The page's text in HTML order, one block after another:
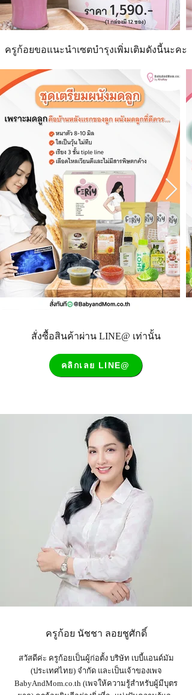
ครูก้อยขอแนะนำเซตบำรุงเพิ่มเติมดังนี้นะคะ
สั่งซื้อสินค้าผ่าน LINE@ เท่านั้น
คลิกเลย LINE@
ครูก้อย นัชชา ลอยชูศักดิ์
สวัสดีค่ะ ครูก้อยเป็นผู้ก่อตั้ง บริษัท เบบี้แอนด์มัม
(ประเทศไทย) จำกัด และเป็นเจ้าของเพจ
BabyAndMom.co.th (เพจให้ความรู้สำหรับผู้มีบุตร